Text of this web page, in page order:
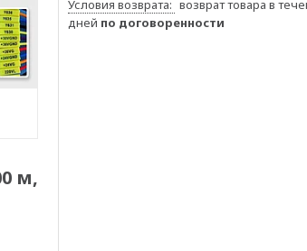
м,
возврат товара в
дней по договоренности